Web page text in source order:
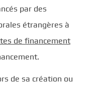
par des
étrangères à
de financement
de sa création ou